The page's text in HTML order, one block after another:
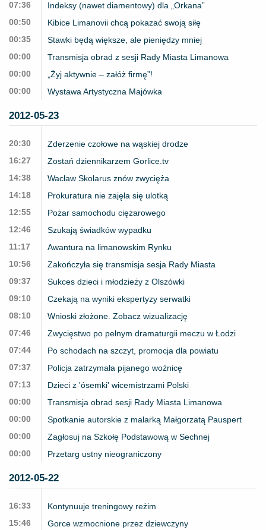
07:36
Indeksy (nawet diamentowy) dla „Orkana”
00:50
Kibice Limanovii chcą pokazać swoją siłę
00:35
Stawki będą większe, ale pieniędzy mniej
00:00
Transmisja obrad z sesji Rady Miasta Limanowa
00:00
„Żyj aktywnie – załóż firmę”!
00:00
Wystawa Artystyczna Majówka
2012-05-23
20:30
Zderzenie czołowe na wąskiej drodze
16:27
Zostań dziennikarzem Gorlice.tv
14:38
Wacław Skolarus znów zwycięża
14:18
Prokuratura nie zajęła się ulotką
12:55
Pożar samochodu ciężarowego
12:46
Szukają świadków wypadku
11:17
Awantura na limanowskim Rynku
10:56
Zakończyła się transmisja sesja Rady Miasta
09:37
Sukces dzieci i młodzieży z Olszówki
09:10
Czekają na wyniki ekspertyzy serwatki
08:10
Wnioski złożone. Zobacz wizualizację
07:46
Zwycięstwo po pełnym dramaturgii meczu w Łodzi
07:44
Po schodach na szczyt, promocja dla powiatu
07:37
Policja zatrzymała pijanego woźnicę
07:13
Dzieci z 'ósemki' wicemistrzami Polski
00:00
Transmisja obrad sesji Rady Miasta Limanowa
00:00
Spotkanie autorskie z malarką Małgorzatą Pauspert
00:00
Zagłosuj na Szkołę Podstawową w Sechnej
00:00
Przetarg ustny nieograniczony
2012-05-22
16:33
Kontynuuje treningowy reżim
15:46
Gorce wzmocnione przez dziewczyny